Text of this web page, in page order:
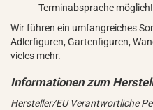
Terminabsprache möglich!
Wir führen ein umfangreiches
Adlerfiguren, Gartenfiguren,
vieles mehr.
Hersteller/EU Verantwortliche